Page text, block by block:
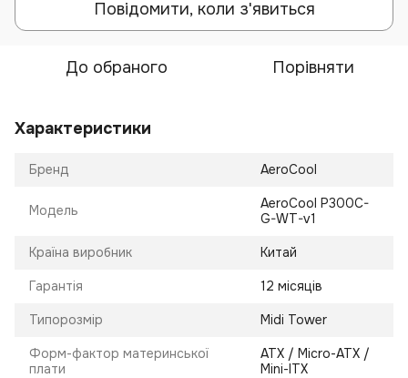
Повідомити, коли з'явиться
До обраного Порівняти
Характеристики
Бренд AeroCool
Модель
AeroCool P300C-
G-WT-v1
Країна виробник Китай
Гарантія 12 місяців
Типорозмір Midi Tower
Форм-фактор материнської
плати
ATX / Micro-ATX /
Mini-ITX